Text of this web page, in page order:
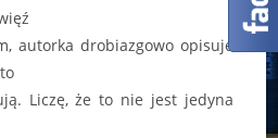
autorka drobiazgowo opisuje
Liczę, że to nie jest jedyna